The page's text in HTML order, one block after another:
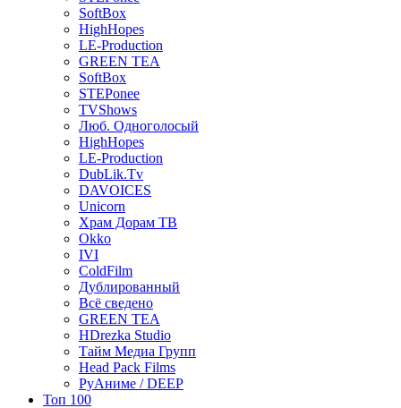
SoftBox
HighHopes
LE-Production
GREEN TEA
SoftBox
STEPonee
TVShows
Люб. Одноголосый
HighHopes
LE-Production
DubLik.Tv
DAVOICES
Unicorn
Храм Дорам ТВ
Okko
IVI
ColdFilm
Дублированный
Всё сведено
GREEN TEA
HDrezka Studio
Тайм Медиа Групп
Head Pack Films
РуАниме / DEEP
Топ 100